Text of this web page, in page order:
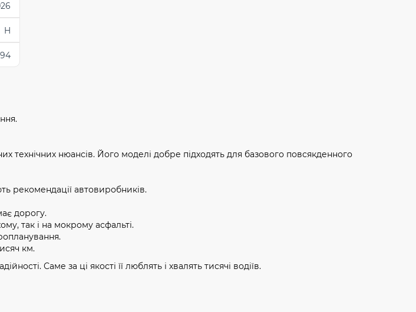
H
94
нюансів. Його моделі добре підходять для базового повсякденного
рекомендації автовиробників.
дорогу.
так і на мокрому асфальті.
км.
Саме за ці якості її люблять і хвалять тисячі водіїв.